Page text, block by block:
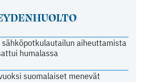
aiheuttamista
humalassa
suomalaiset menevät